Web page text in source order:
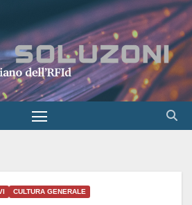
CULTURA GENERALE